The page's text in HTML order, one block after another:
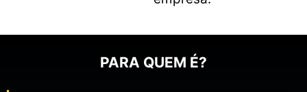
PARA QUEM É?